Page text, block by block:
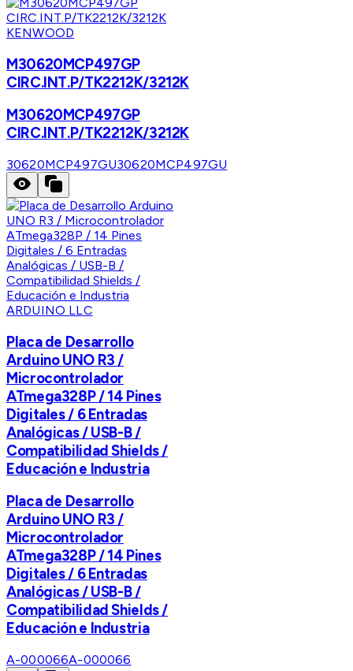
KENWOOD
M30620MCP497GP
CIRC.INT.P/TK2212K/3212K
M30620MCP497GP
CIRC.INT.P/TK2212K/3212K
30620MCP497GU30620MCP497GU
ARDUINO LLC
Placa de Desarrollo
Arduino UNO R3 /
Microcontrolador
ATmega328P / 14 Pines
Digitales / 6 Entradas
Analógicas / USB-B /
Compatibilidad Shields /
Educación e Industria
Placa de Desarrollo
Arduino UNO R3 /
Microcontrolador
ATmega328P / 14 Pines
Digitales / 6 Entradas
Analógicas / USB-B /
Compatibilidad Shields /
Educación e Industria
A-000066A-000066